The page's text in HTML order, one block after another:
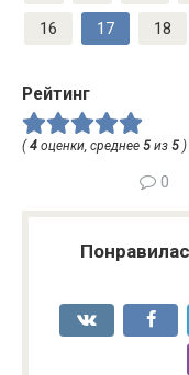
16 17 18
Рейтинг
( 4 оценки, среднее 5 из 5 )
0